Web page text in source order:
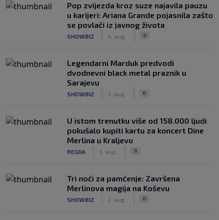
Pop zvijezda kroz suze najavila pauzu
u karijeri: Ariana Grande pojasnila zašto
se povlači iz javnog života
SHOWBIZ 4. aug. 0
Legendarni Marduk predvodi
dvodnevni black metal praznik u
Sarajevu
SHOWBIZ 3. aug. 0
U istom trenutku više od 158.000 ljudi
pokušalo kupiti kartu za koncert Dine
Merlina u Kraljevu
REGIJA 3. aug. 0
Tri noći za pamćenje: Završena
Merlinova magija na Koševu
SHOWBIZ 2. aug. 0